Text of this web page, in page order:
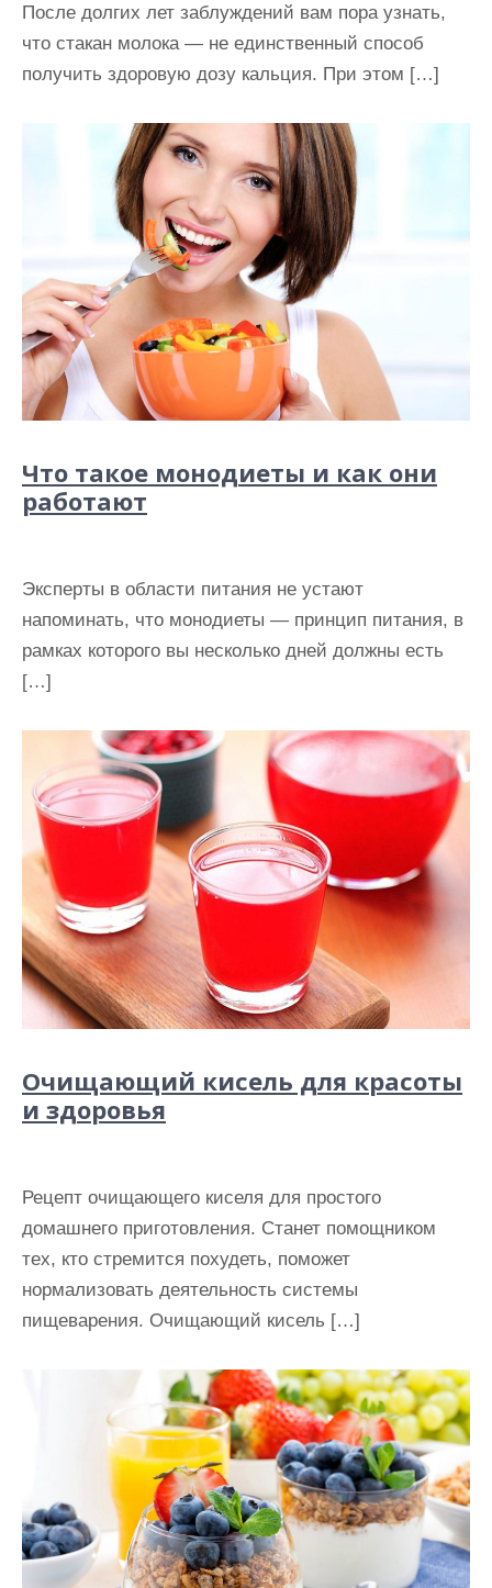
После долгих лет заблуждений вам пора узнать,
что стакан молока — не единственный способ
получить здоровую дозу кальция. При этом […]
Что такое монодиеты и как они
работают
Эксперты в области питания не устают
напоминать, что монодиеты — принцип питания, в
рамках которого вы несколько дней должны есть
[…]
Очищающий кисель для красоты
и здоровья
Рецепт очищающего киселя для простого
домашнего приготовления. Станет помощником
тех, кто стремится похудеть, поможет
нормализовать деятельность системы
пищеварения. Очищающий кисель […]